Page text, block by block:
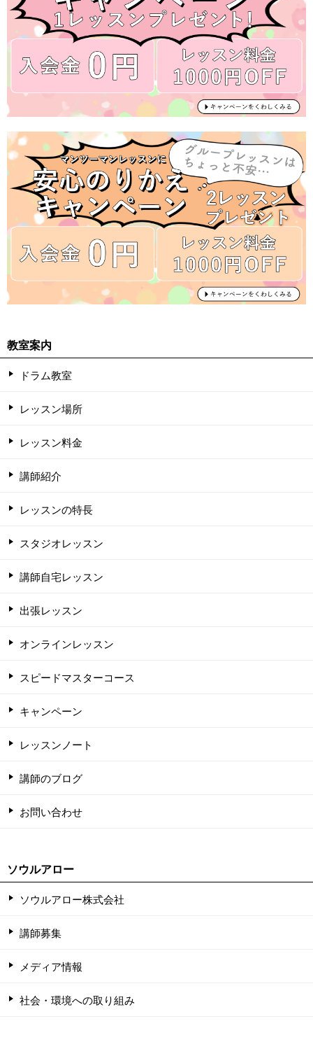
教室案内
ドラム教室
レッスン場所
レッスン料金
講師紹介
レッスンの特長
スタジオレッスン
講師自宅レッスン
出張レッスン
オンラインレッスン
スピードマスターコース
キャンペーン
レッスンノート
講師のブログ
お問い合わせ
ソウルアロー
ソウルアロー株式会社
講師募集
メディア情報
社会・環境への取り組み